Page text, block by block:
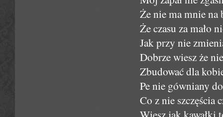
Że nie ma mnie na
Że czasu za mało
Jak przy nie
Dobrze wiesz że
Zbudować dla
Pe nie gówniany
Co z nie szczęścia